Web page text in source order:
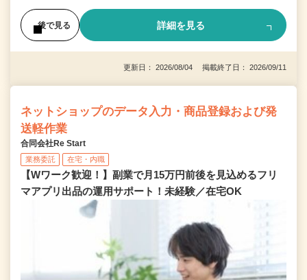
後で見る 詳細を見る
更新日： 2026/08/04 掲載終了日： 2026/09/11
ネットショップのデータ入力・商品登録および発
送軽作業
合同会社Re Start
業務委託 在宅・内職
【Wワーク歓迎！】副業で月15万円前後を見込めるフリ
マアプリ出品の運用サポート！未経験／在宅OK